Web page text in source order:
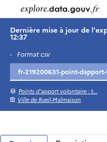
Dernière mise à jour de
12:37
- Format csv
Points d'apport volontaire : t...
Ville de Rueil-Malmaison